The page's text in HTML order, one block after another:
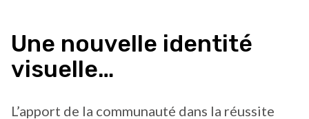
Une nouvelle identité
visuelle…
L’apport de la communauté dans la réussite